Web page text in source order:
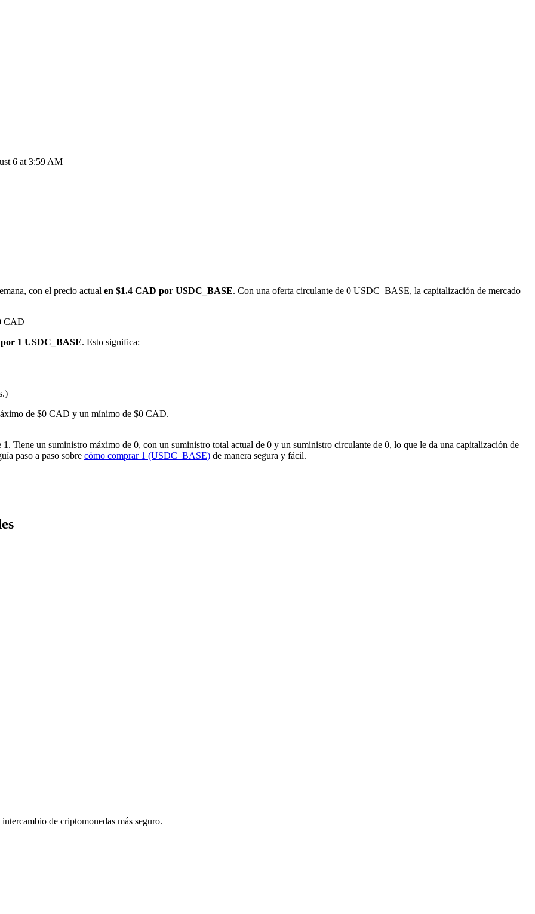
6 at 3:59 AM
con el precio actual en $1.4 CAD por USDC_BASE. Con una oferta circulante de 0 USDC_BASE, la capitalización de mercado
CAD
1 USDC_BASE. Esto significa:
de $0 CAD y un mínimo de $0 CAD.
Tiene un suministro máximo de 0, con un suministro total actual de 0 y un suministro circulante de 0, lo que le da una capitalización de
paso a paso sobre cómo comprar 1 (USDC_BASE) de manera segura y fácil.
de criptomonedas más seguro.